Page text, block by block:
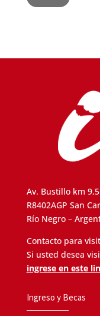
Av. Bustillo km 9,5
R8402AGP San
Río Negro –
Contacto para
Si usted desea
ingrese en este
Ingreso y Becas